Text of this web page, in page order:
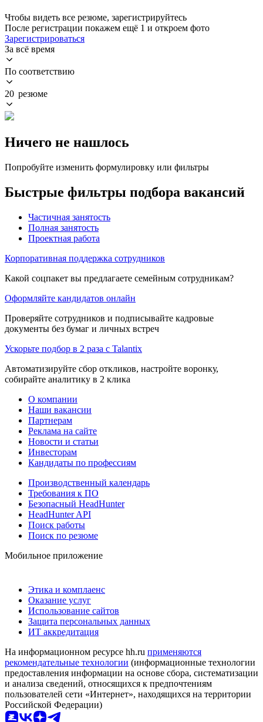
Чтобы видеть все резюме, зарегистрируйтесь
После регистрации покажем ещё 1 и откроем фото
Зарегистрироваться
За всё время
По соответствию
20 резюме
Ничего не нашлось
Попробуйте изменить формулировку или фильтры
Быстрые фильтры подбора вакансий
Частичная занятость
Полная занятость
Проектная работа
Корпоративная поддержка сотрудников
Какой соцпакет вы предлагаете семейным сотрудникам?
Оформляйте кандидатов онлайн
Проверяйте сотрудников и подписывайте кадровые
документы без бумаг и личных встреч
Ускорьте подбор в 2 раза с Talantix
Автоматизируйте сбор откликов, настройте воронку,
собирайте аналитику в 2 клика
О компании
Наши вакансии
Партнерам
Реклама на сайте
Новости и статьи
Инвесторам
Кандидаты по профессиям
Производственный календарь
Требования к ПО
Безопасный HeadHunter
HeadHunter API
Поиск работы
Поиск по резюме
Мобильное приложение
Этика и комплаенс
Оказание услуг
Использование сайтов
Защита персональных данных
ИТ аккредитация
На информационном ресурсе hh.ru применяются
рекомендательные технологии (информационные технологии
предоставления информации на основе сбора, систематизации
и анализа сведений, относящихся к предпочтениям
пользователей сети «Интернет», находящихся на территории
Российской Федерации)